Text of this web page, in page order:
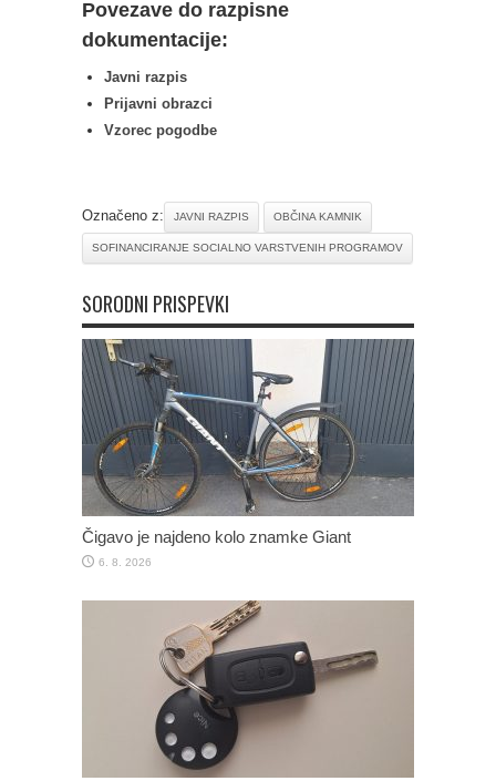
Povezave do razpisne
dokumentacije:
Javni razpis
Prijavni obrazci
Vzorec pogodbe
Označeno z: JAVNI RAZPIS OBČINA KAMNIK
SOFINANCIRANJE SOCIALNO VARSTVENIH PROGRAMOV
SORODNI PRISPEVKI
Čigavo je najdeno kolo znamke Giant
6. 8. 2026